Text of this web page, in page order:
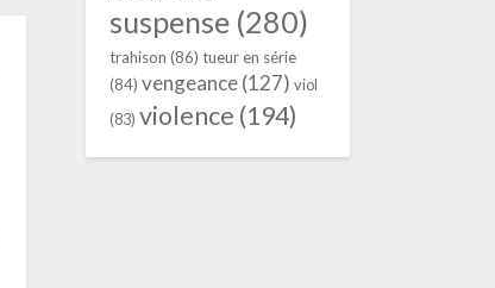
suspense(280)
trahison (86) tueur en série
(84) vengeance(127) viol
(83) violence (194)